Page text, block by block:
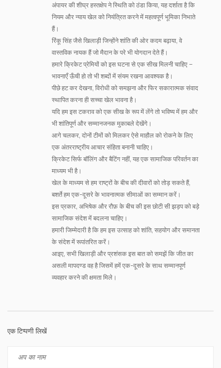
अंपायर की शीघ्र हस्तक्षेप ने स्थिति को ठंडा किया, यह दर्शाता है कि
नियम और न्याय खेल को नियंत्रित करने में महत्वपूर्ण भूमिका निभाते
हैं।
रिंकू सिंह जैसे खिलाड़ी जिन्होंने शांति की ओर कदम बढ़ाया, वे
वास्तविक नायक हैं जो मैदान के परे भी योगदान देते हैं।
हमारे क्रिकेट प्रेमियों को इस घटना से एक सीख मिलनी चाहिए –
भावनाएँ ऊँची हो तो भी शब्दों में संयम रखना आवश्यक है।
पीछे हट कर देखना, विरोधी को समझना और फिर सकारात्मक संवाद
स्थापित करना ही सच्चा खेल भावना है।
यदि हम इस टकराव को एक सीख के रूप में लेंगे तो भविष्य में हम और
भी शांतिपूर्ण और सम्मानजनक मुकाबले देखेंगे।
आगे चलकर, दोनों टीमों को मिलकर ऐसे माहौल को रोकने के लिए
एक अंतरराष्ट्रीय आचार संहिता बनानी चाहिए।
क्रिकेट सिर्फ बॉलिंग और बैटिंग नहीं, यह एक सामाजिक परिवर्तन का
माध्यम भी है।
खेल के माध्यम से हम राष्ट्रों के बीच की दीवारों को तोड़ सकते हैं,
बशर्ते हम एक-दूसरे के भावनात्मक सीमाओं का सम्मान करें।
इस प्रकार, अभिषेक और रौफ़ के बीच की इस छोटी सी झड़प को बड़े
सामाजिक संदेश में बदलना चाहिए।
हमारी जिम्मेदारी है कि हम इस उत्साह को शांति, सहयोग और समानता
के संदेश में रूपांतरित करें।
आइए, सभी खिलाड़ी और प्रशंसक इस बात को समझें कि जीत का
असली मापदण्ड वह है जिसमें हमें एक-दूसरे के साथ सम्मानपूर्ण
व्यवहार करने की क्षमता मिले।
एक टिप्पणी लिखें